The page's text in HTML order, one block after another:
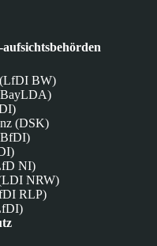
(LfDI BW)
(DSK)
NI)
NRW)
RLP)